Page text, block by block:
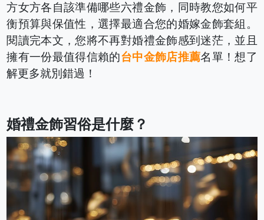
方女方各自該準備哪些六禮金飾，同時教您如何平
衡預算與保值性，選擇最適合您的婚嫁金飾套組。
閱讀完本文，您將不再對婚禮金飾感到迷茫，並且
擁有一份最值得信賴的台中金飾店推薦名單！想了
解更多就別錯過！
婚禮金飾習俗是什麼？